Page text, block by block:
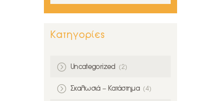
Κατηγορίες
Uncategorized (2)
Σκαλωσιά – Κατάστημα (4)